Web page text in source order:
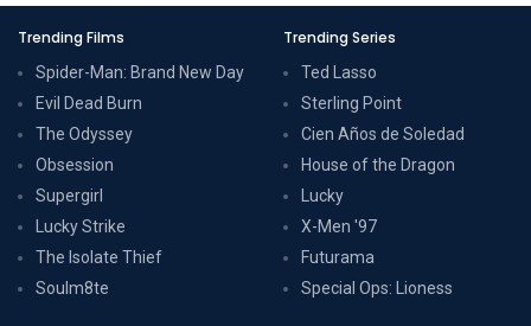
Trending Films
Spider-Man: Brand New Day
Evil Dead Burn
The Odyssey
Obsession
Supergirl
Lucky Strike
The Isolate Thief
Soulm8te
Trending Series
Ted Lasso
Sterling Point
Cien Años de Soledad
House of the Dragon
Lucky
X-Men '97
Futurama
Special Ops: Lioness